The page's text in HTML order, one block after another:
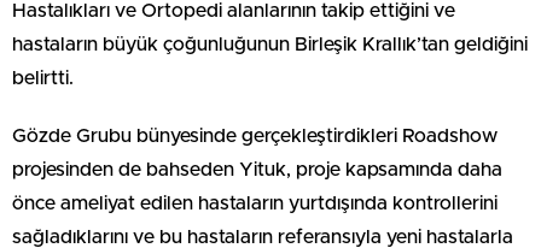
Hastalıkları ve Ortopedi alanlarının takip ettiğini ve
hastaların büyük çoğunluğunun Birleşik Krallık’tan geldiğini
belirtti.
Gözde Grubu bünyesinde gerçekleştirdikleri Roadshow
projesinden de bahseden Yituk, proje kapsamında daha
önce ameliyat edilen hastaların yurtdışında kontrollerini
sağladıklarını ve bu hastaların referansıyla yeni hastalarla